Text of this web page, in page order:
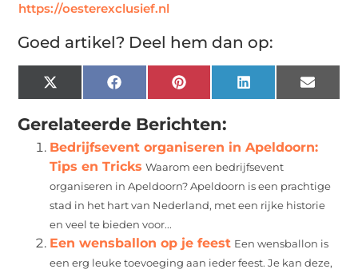
https://oesterexclusief.nl
Goed artikel? Deel hem dan op:
X
(Twitter)
FacebookPinterest LinkedIn Email
Gerelateerde Berichten:
Bedrijfsevent organiseren in Apeldoorn:
Tips en Tricks Waarom een bedrijfsevent
organiseren in Apeldoorn? Apeldoorn is een prachtige
stad in het hart van Nederland, met een rijke historie
en veel te bieden voor...
Een wensballon op je feest Een wensballon is
een erg leuke toevoeging aan ieder feest. Je kan deze,